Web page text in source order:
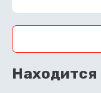
Находится